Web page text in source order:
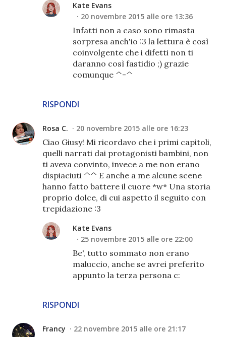
RISPONDI
Kate Evans
20 novembre 2015 alle ore 13:36
Infatti non a caso sono rimasta
sorpresa anch'io :3 la lettura è così
coinvolgente che i difetti non ti
daranno così fastidio ;) grazie
comunque ^-^
Rosa C. 20 novembre 2015 alle ore 16:23
Ciao Giusy! Mi ricordavo che i primi capitoli,
quelli narrati dai protagonisti bambini, non
ti aveva convinto, invece a me non erano
dispiaciuti ^^ E anche a me alcune scene
hanno fatto battere il cuore *w* Una storia
proprio dolce, di cui aspetto il seguito con
trepidazione :3
RISPONDI
Kate Evans
25 novembre 2015 alle ore 22:00
Be', tutto sommato non erano
maluccio, anche se avrei preferito
appunto la terza persona c:
Francy 22 novembre 2015 alle ore 21:17